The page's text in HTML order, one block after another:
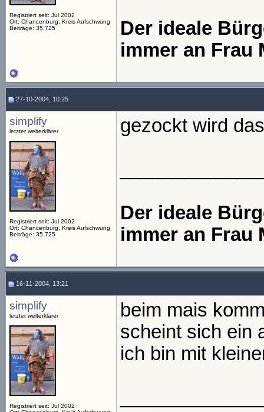
Registriert seit: Jul 2002
Ort: Chancenburg, Kreis Aufschwung
Beiträge: 35.725
Der ideale
immer an Frau
27-10-2004, 10:25
simplify
letzter welterklärer
Registriert seit: Jul 2002
Ort: Chancenburg, Kreis Aufschwung
Beiträge: 35.725
gezockt wird
Der ideale
immer an Frau
16-11-2004, 13:21
simplify
letzter welterklärer
Registriert seit: Jul 2002
beim mais
scheint sich ein
ich bin mit